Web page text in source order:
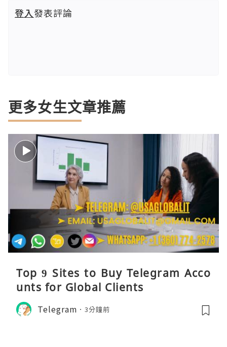
登入發表評論
更多女生文章推薦
Top 9 Sites to Buy Telegram Acco
unts for Global Clients
Telegram 3分鐘前